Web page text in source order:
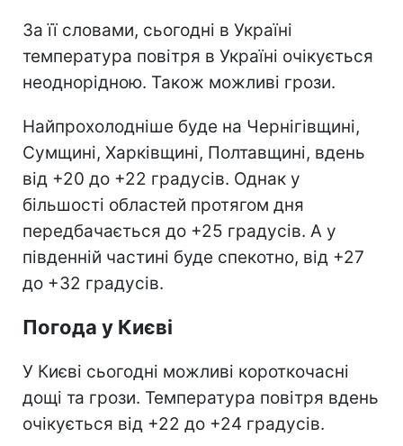
За її словами, сьогодні в Україні
температура повітря в Україні очікується
неоднорідною. Також можливі грози.
Найпрохолодніше буде на Чернігівщині,
Сумщині, Харківщині, Полтавщині, вдень
від +20 до +22 градусів. Однак у
більшості областей протягом дня
передбачається до +25 градусів. А у
південній частині буде спекотно, від +27
до +32 градусів.
Погода у Києві
У Києві сьогодні можливі короткочасні
дощі та грози. Температура повітря вдень
очікується від +22 до +24 градусів.